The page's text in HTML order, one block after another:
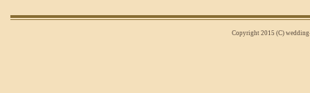
Copyright 2015 (C)